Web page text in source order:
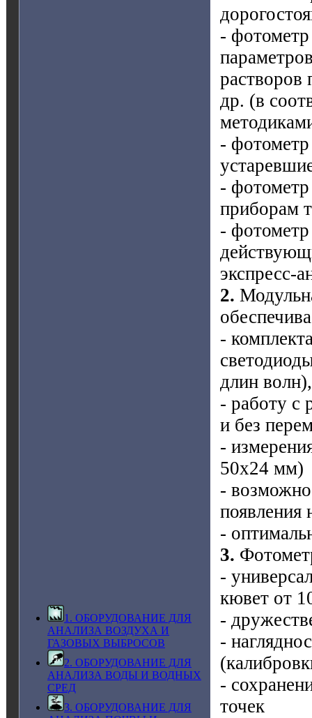
1. ОБОРУДОВАНИЕ ДЛЯ
АНАЛИЗА ВОЗДУХА И
ГАЗОВЫХ ВЫБРОСОВ
2. ОБОРУДОВАНИЕ ДЛЯ
АНАЛИЗА ВОДЫ И ВОДНЫХ
СРЕД
3. ОБОРУДОВАНИЕ ДЛЯ
-
растворов
др. (в
-
- фотометр
приборам
- фотометр
экспресс-
2.
-
длин волн),
- работу с
и без
-
50х24 мм)
-
появления
-
3.
-
кювет от
-
-
-
точек